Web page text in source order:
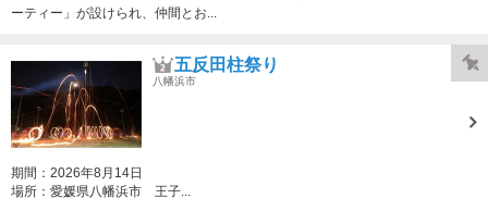
ーティー」が設けられ、仲間とお...
五反田柱祭り
八幡浜市
期間： 2026年8月14日
場所： 愛媛県八幡浜市 王子...